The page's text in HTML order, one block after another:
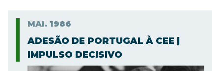
MAI. 1986
ADESÃO DE PORTUGAL À CEE |
IMPULSO DECISIVO